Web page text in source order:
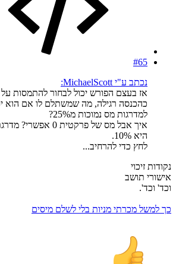
#65
נכתב ע"י MichaelScott:
אז בעצם הפורש יכול לבחור להתמסות על
כהכנסה רגילה, מה שמשתלם לו אם הוא
למדרגות מס נמוכות מ25%?
איך אבל מס של פרקטית
היא 10%.
לחץ כדי להרחיב...
נקודות זיכוי
אישורי תושב
וכד' וכד'.
כך למשל מכרתי מניות בלי לשלם מיסים